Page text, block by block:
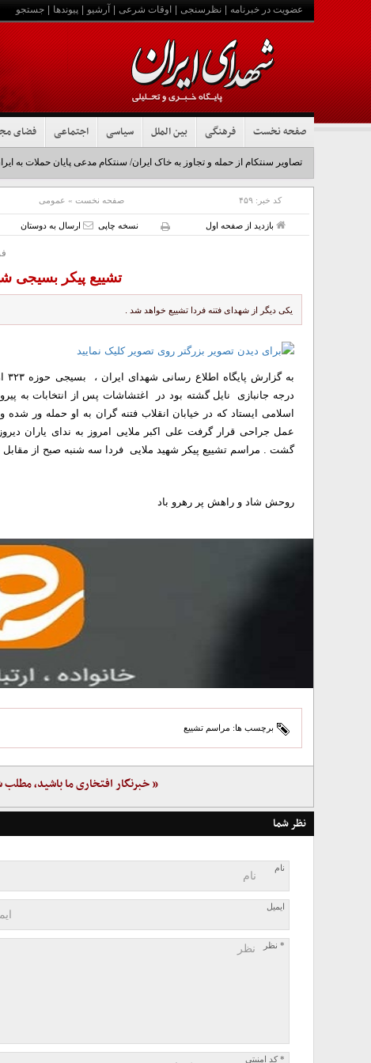
عضویت در خبرنامه نظرسنجی اوقات شرعی آرشیو پیوندها جستجو
صفحه نخست فرهنگی بین الملل سیاسی اجتماعی فضای
تصاویر سنتکام از حمله و تجاوز به خاک ایران/ سنتکام مدعی پایان حملات به
کد خبر: ۴۵۹ صفحه نخست » عمومی
بازدید از صفحه اول نسخه چاپی ارسال به دوستان
تشییع پیکر بسیجی
یکی دیگر از شهدای فتنه فردا تشییع خواهد شد .
درجه جانبازی نایل گشته بود در اغتشاشات پس از انتخابات به
اسلامی ایستاد که در خیابان انقلاب فتنه گران به او حمله ور
عمل جراحی قرار گرفت علی اکبر ملایی امروز به ندای یاران
گشت . مراسم تشییع پیکر شهید ملایی فردا سه شنبه صبح از مقابل حوزه ۳۲۳ امام حسن عسگری تشییع
روحش شاد و راهش پر رهرو باد
برچسب ها: مراسم تشییع
« خبرنگار افتخاری ما باشید،
نظر شما
نام
ایمیل
* نظر
* کد امنیتی